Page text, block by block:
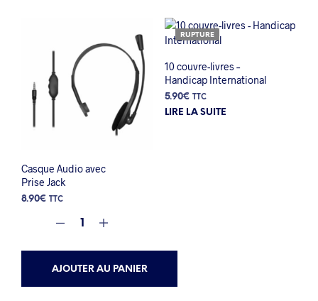
Casque Audio avec
Prise Jack
8.90€ TTC
AJOUTER AU PANIER
RUPTURE
10 couvre-livres –
Handicap International
5.90€ TTC
LIRE LA SUITE